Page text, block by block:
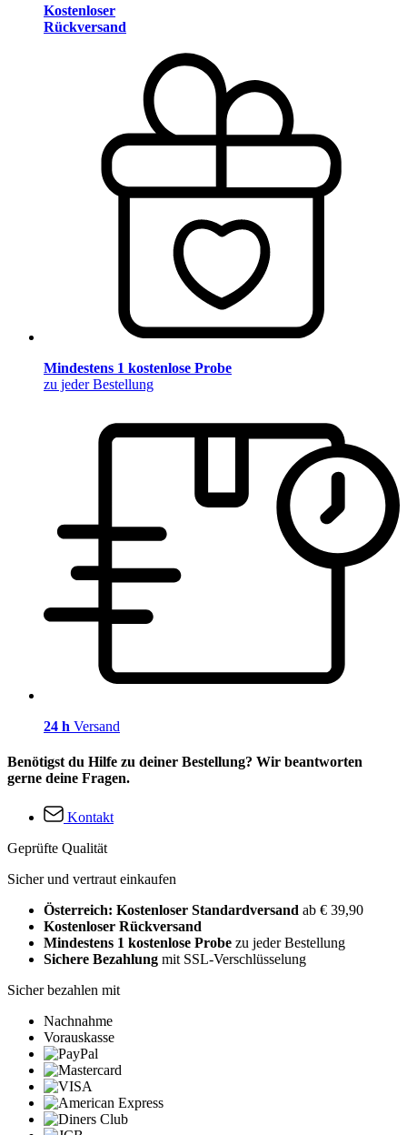
Kostenloser
Rückversand
Mindestens 1 kostenlose Probe
zu jeder Bestellung
24 h Versand
Benötigst du Hilfe zu deiner Bestellung? Wir beantworten
gerne deine Fragen.
Kontakt
Geprüfte Qualität
Sicher und vertraut einkaufen
Österreich: Kostenloser Standardversand ab € 39,90
Kostenloser Rückversand
Mindestens 1 kostenlose Probe zu jeder Bestellung
Sichere Bezahlung mit SSL-Verschlüsselung
Sicher bezahlen mit
Nachnahme
Vorauskasse